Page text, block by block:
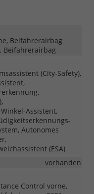
Beifahrerairbag
Beifahrerairbag
(City-Safety),
Assistent,
Autonomes
(ESA)
vorhanden
Control vorne,